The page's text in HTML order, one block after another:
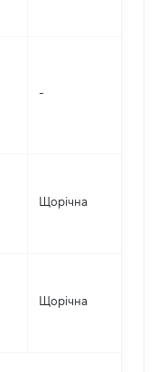
-
Щорічна
Щорічна